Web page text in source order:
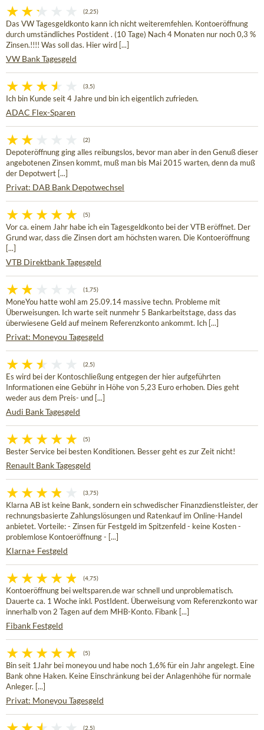
(2,25)
Das VW Tagesgeldkonto kann ich nicht weiteremfehlen. Kontoeröffnung
durch umständliches Postident . (10 Tage) Nach 4 Monaten nur noch 0,3 %
Zinsen.!!!! Was soll das. Hier wird [...]
VW Bank Tagesgeld
(3,5)
Ich bin Kunde seit 4 Jahre und bin ich eigentlich zufrieden.
ADAC Flex-Sparen
(2)
Depoteröffnung ging alles reibungslos, bevor man aber in den Genuß dieser
angebotenen Zinsen kommt, muß man bis Mai 2015 warten, denn da muß
der Depotwert [...]
Privat: DAB Bank Depotwechsel
(5)
Vor ca. einem Jahr habe ich ein Tagesgeldkonto bei der VTB eröffnet. Der
Grund war, dass die Zinsen dort am höchsten waren. Die Kontoeröffnung
[...]
VTB Direktbank Tagesgeld
(1,75)
MoneYou hatte wohl am 25.09.14 massive techn. Probleme mit
Überweisungen. Ich warte seit nunmehr 5 Bankarbeitstage, dass das
überwiesene Geld auf meinem Referenzkonto ankommt. Ich [...]
Privat: Moneyou Tagesgeld
(2,5)
Es wird bei der Kontoschließung entgegen der hier aufgeführten
Informationen eine Gebühr in Höhe von 5,23 Euro erhoben. Dies geht
weder aus dem Preis- und [...]
Audi Bank Tagesgeld
(5)
Bester Service bei besten Konditionen. Besser geht es zur Zeit nicht!
Renault Bank Tagesgeld
(3,75)
Klarna AB ist keine Bank, sondern ein schwedischer Finanzdienstleister, der
rechnungsbasierte Zahlungslösungen und Ratenkauf im Online-Handel
anbietet. Vorteile: - Zinsen für Festgeld im Spitzenfeld - keine Kosten -
problemlose Kontoeröffnung - [...]
Klarna+ Festgeld
(4,75)
Kontoeröffnung bei weltsparen.de war schnell und unproblematisch.
Dauerte ca. 1 Woche inkl. PostIdent. Überweisung vom Referenzkonto war
innerhalb von 2 Tagen auf dem MHB-Konto. Fibank [...]
Fibank Festgeld
(5)
Bin seit 1Jahr bei moneyou und habe noch 1,6% für ein Jahr angelegt. Eine
Bank ohne Haken. Keine Einschränkung bei der Anlagenhöhe für normale
Anleger. [...]
Privat: Moneyou Tagesgeld
(2,5)